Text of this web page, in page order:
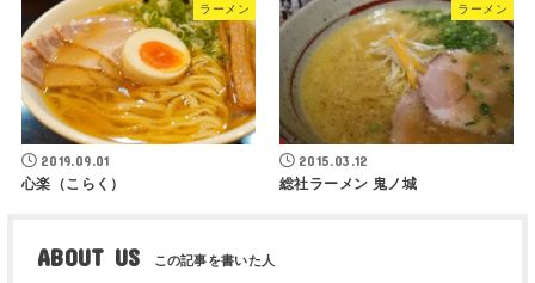
ラーメン
2019.09.01
心楽（こらく）
ラーメン
2015.03.12
総社ラーメン 鬼ノ城
ABOUT US